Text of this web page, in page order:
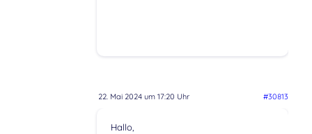
22. Mai 2024 um 17:20 Uhr #30813
Hallo,